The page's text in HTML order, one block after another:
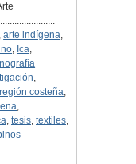
,arte indígena,
, Ica,
,
región costeña,
,
, tesis, textiles,